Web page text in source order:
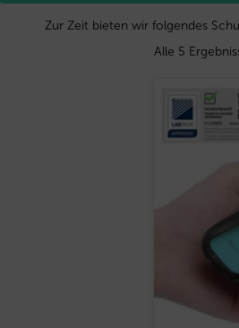
Zur Zeit bieten wir folgendes
Alle 5